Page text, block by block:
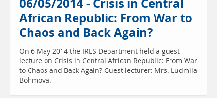
06/05/2014 - Crisis in Central
African Republic: From War to
Chaos and Back Again?
On 6 May 2014 the IRES Department held a guest
lecture on Crisis in Central African Republic: From War
to Chaos and Back Again? Guest lecturer: Mrs. Ludmila
Bohmova.